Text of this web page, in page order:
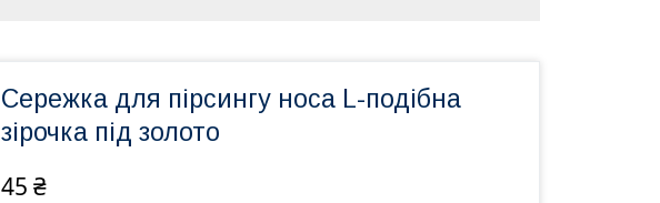
Сережка для пірсингу носа L-подібна
зірочка під золото
45 ₴